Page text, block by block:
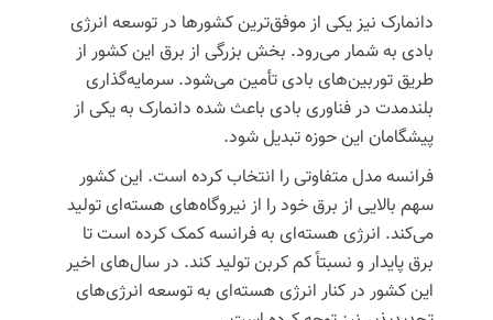
دانمارک نیز یکی از موفق‌ترین کشورها در توسعه انرژی
بادی به شمار می‌رود. بخش بزرگی از برق این کشور از
طریق توربین‌های بادی تأمین می‌شود. سرمایه‌گذاری
بلندمدت در فناوری بادی باعث شده دانمارک به یکی از
پیشگامان این حوزه تبدیل شود.
فرانسه مدل متفاوتی را انتخاب کرده است. این کشور
سهم بالایی از برق خود را از نیروگاه‌های هسته‌ای تولید
می‌کند. انرژی هسته‌ای به فرانسه کمک کرده است تا
برق پایدار و نسبتاً کم کربن تولید کند. در سال‌های اخیر
این کشور در کنار انرژی هسته‌ای به توسعه انرژی‌های